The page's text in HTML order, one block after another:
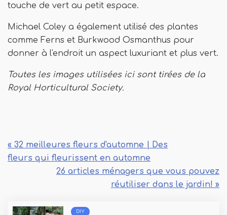
touche de vert au petit espace.
Michael Coley a également utilisé des plantes
comme Ferns et Burkwood Osmanthus pour
donner à l'endroit un aspect luxuriant et plus vert.
Toutes les images utilisées ici sont tirées de la
Royal Horticultural Society.
« 32 meilleures fleurs d'automne | Des
fleurs qui fleurissent en automne
26 articles ménagers que vous pouvez
réutiliser dans le jardin! »
DIY